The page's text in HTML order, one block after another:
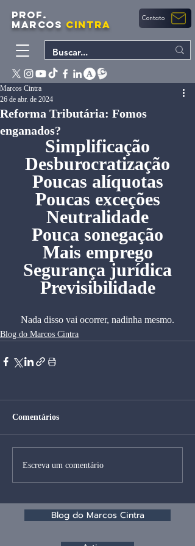
PROF.
MARCOS CINTRA Contato
Reforma Tributária: Fomos
enganados?
Marcos Cintra
26 de abr. de 2024
Simplificação
Desburocratização
Poucas alíquotas
Poucas exceções
Neutralidade
Pouca sonegação
Mais emprego
Segurança jurídica
Previsibilidade
Nada disso vai ocorrer, nadinha mesmo.
Blog do Marcos Cintra
Comentários
Escreva um comentário
Blog do Marcos Cintra